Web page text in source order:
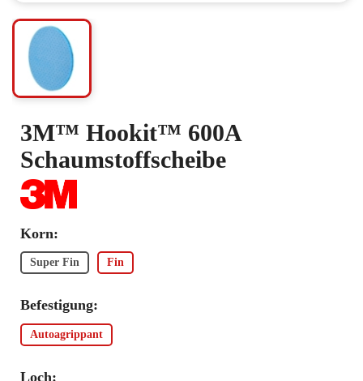
3M™ Hookit™ 600A
Schaumstoffscheibe
Korn:
Super Fin Fin
Befestigung:
Autoagrippant
Loch: